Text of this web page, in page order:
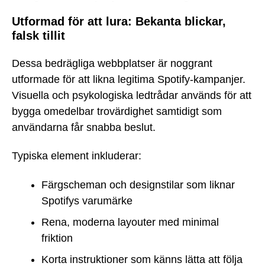
Utformad för att lura: Bekanta blickar,
falsk tillit
Dessa bedrägliga webbplatser är noggrant
utformade för att likna legitima Spotify-kampanjer.
Visuella och psykologiska ledtrådar används för att
bygga omedelbar trovärdighet samtidigt som
användarna får snabba beslut.
Typiska element inkluderar:
Färgscheman och designstilar som liknar
Spotifys varumärke
Rena, moderna layouter med minimal
friktion
Korta instruktioner som känns lätta att följa